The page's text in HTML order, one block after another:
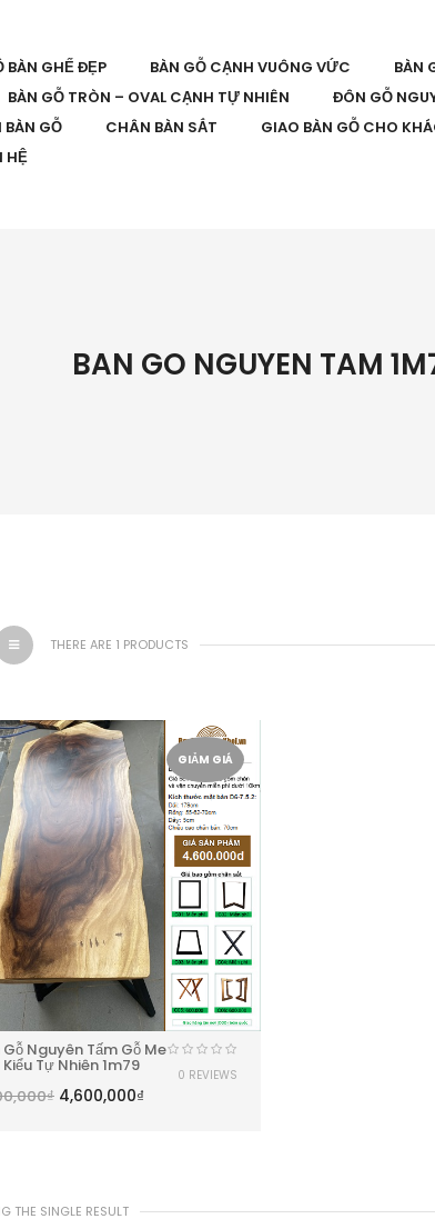
BÀN GHẾ ĐẸP BÀN GỖ CẠNH VUÔNG VỨC
BÀN
BÀN GỖ TRÒN – OVAL CẠNH TỰ NHIÊN ĐÔN GỖ
GỖ CHÂN BÀN SẮT
GIAO BÀN GỖ CHO
HỆ
BAN GO NGUYEN TAM
THERE ARE 1 PRODUCTS
GIẢM GIÁ
Gỗ Nguyên Tấm Gỗ Me
Tự Nhiên 1m79
₫ 4,600,000₫
0 REVIEWS
THE SINGLE RESULT